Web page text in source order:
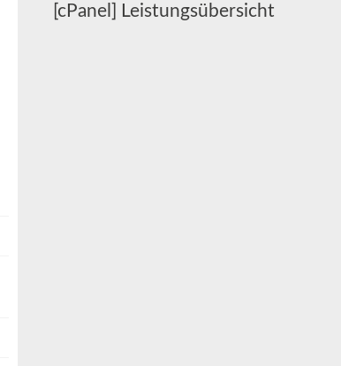
[cPanel] Leistungsübersicht